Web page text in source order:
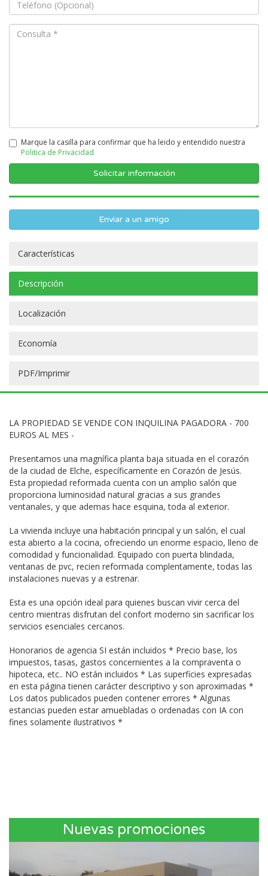
Marque la casilla para confirmar que ha leido y entendido nuestra
Politica de Privacidad
Enviar a un amigo
Características
Descripción
Localización
Economía
PDF/Imprimir
LA PROPIEDAD SE VENDE CON INQUILINA PAGADORA - 700
EUROS AL MES -
Presentamos una magnífica planta baja situada en el corazón
de la ciudad de Elche, específicamente en Corazón de Jesús.
Esta propiedad reformada cuenta con un amplio salón que
proporciona luminosidad natural gracias a sus grandes
ventanales, y que ademas hace esquina, toda al exterior.
La vivienda incluye una habitación principal y un salón, el cual
esta abierto a la cocina, ofreciendo un enorme espacio, lleno de
comodidad y funcionalidad. Equipado con puerta blindada,
ventanas de pvc, recien reformada complentamente, todas las
instalaciones nuevas y a estrenar.
Esta es una opción ideal para quienes buscan vivir cerca del
centro mientras disfrutan del confort moderno sin sacrificar los
servicios esenciales cercanos.
Honorarios de agencia SI están incluidos * Precio base, los
impuestos, tasas, gastos concernientes a la compraventa o
hipoteca, etc.. NO están incluidos * Las superficies expresadas
en esta página tienen carácter descriptivo y son aproximadas *
Los datos publicados pueden contener errores * Algunas
estancias pueden estar amuebladas o ordenadas con IA con
fines solamente ilustrativos *
Nuevas promociones